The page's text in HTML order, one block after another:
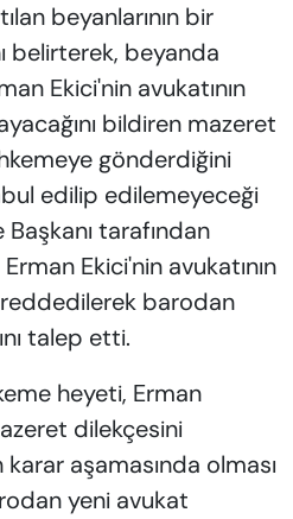
beyanlarının bir
belirterek, beyanda
Ekici'nin avukatının
bildiren mazeret
gönderdiğini
edilip edilemeyeceği
tarafından
Ekici'nin avukatının
barodan
talep etti.
heyeti, Erman
dilekçesini
aşamasında olması
yeni avukat